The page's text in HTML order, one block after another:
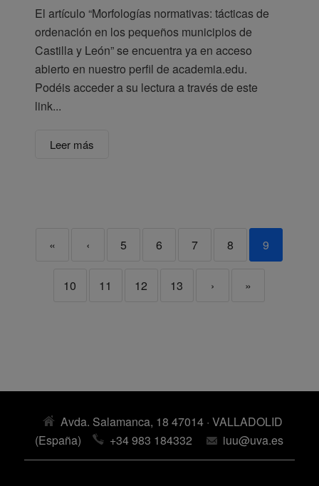
El artículo “Morfologías normativas: tácticas de
ordenación en los pequeños municipios de
Castilla y León” se encuentra ya en acceso
abierto en nuestro perfil de academia.edu.
Podéis acceder a su lectura a través de este
link...
Leer más
« ‹ 5 6 7 8 9
10 11 12 13 › »
Avda. Salamanca, 18 47014 · VALLADOLID
(España)
+34 983 184332 iuu@uva.es